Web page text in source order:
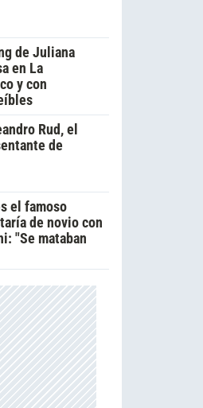
de Juliana
en La
y con
Rud, el
de
el famoso
de novio con
"Se mataban